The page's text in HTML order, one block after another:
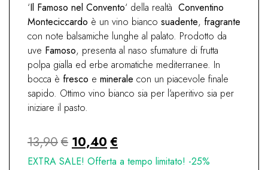
‘Il Famoso nel Convento‘ della realtà Conventino
Monteciccardo è un vino bianco suadente, fragrante
con note balsamiche lunghe al palato. Prodotto da
uve Famoso, presenta al naso sfumature di frutta
polpa gialla ed erbe aromatiche mediterranee. In
bocca è fresco e minerale con un piacevole finale
sapido. Ottimo vino bianco sia per l’aperitivo sia per
iniziare il pasto.
13,90€ Il
prezzo
10,40 €
prezzo
EXTRA SALE! Offerta a tempo limitato! -25%